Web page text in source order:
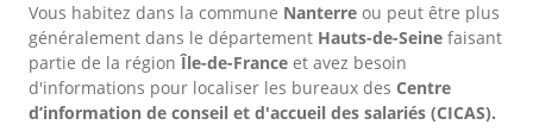
Vous habitez dans la commune Nanterre ou peut être plus
généralement dans le département Hauts-de-Seine faisant
partie de la régionÎle-de-France et avez besoin
d'informations pour localiser les bureaux des Centre
d’information de conseil et d'accueil des salariés (CICAS).